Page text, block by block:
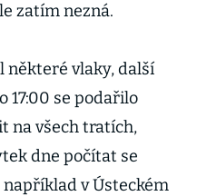
zatím nezná.
některé vlaky, další
17:00 se podařilo
na všech tratích,
dne počítat se
v Ústeckém